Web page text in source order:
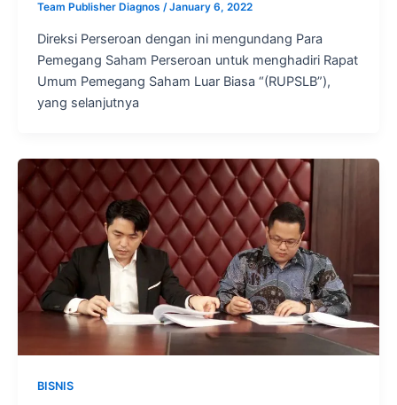
Team Publisher Diagnos /January 6, 2022
Direksi Perseroan dengan ini mengundang Para
Pemegang Saham Perseroan untuk menghadiri Rapat
Umum Pemegang Saham Luar Biasa “(RUPSLB”),
yang selanjutnya
BISNIS